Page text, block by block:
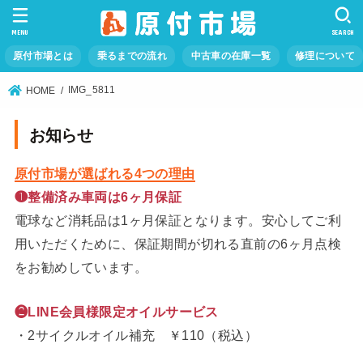
原付市場とは 乗るまでの流れ 中古車の在庫一覧 修理について
SEARCH
MENU
HOME IMG_5811
お知らせ
原付市場が選ばれる4つの理由
❶整備済み車両は6ヶ月保証
電球など消耗品は1ヶ月保証となります。安心してご利
用いただくために、保証期間が切れる直前の6ヶ月点検
をお勧めしています。
❷LINE会員様限定オイルサービス
・2サイクルオイル補充 ￥110（税込）